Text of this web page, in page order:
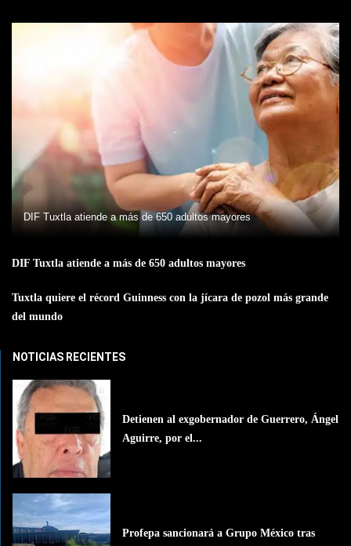
DIF Tuxtla atiende a más de 650 adultos mayores
DIF Tuxtla atiende a más de 650 adultos mayores
Tuxtla quiere el récord Guinness con la jícara de pozol más grande
del mundo
NOTICIAS RECIENTES
Detienen al exgobernador de Guerrero, Ángel
Aguirre, por el...
Profepa sancionará a Grupo México tras